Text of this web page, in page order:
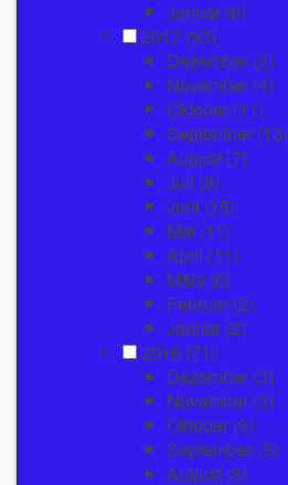
Januar (6)
2017 (93)
Dezember (2)
November (4)
Oktober (11)
September (13)
August (7)
Juli (9)
Juni (15)
Mai (11)
April (11)
März (6)
Februar (2)
Januar (2)
2016 (71)
Dezember (3)
November (3)
Oktober (9)
September (5)
August (8)